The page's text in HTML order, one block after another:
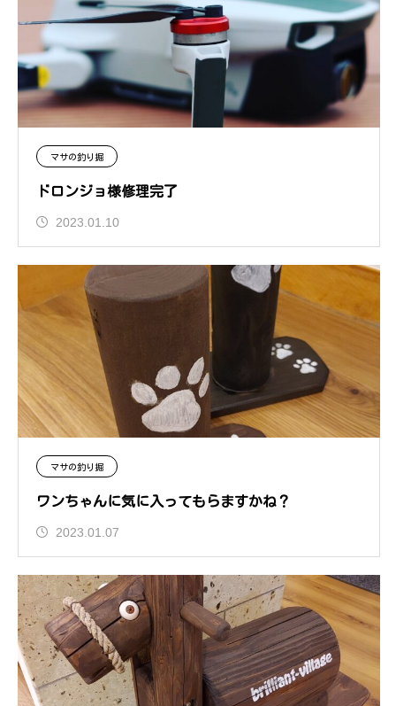
マサの釣り掘
ドロンジョ様修理完了
2023.01.10
マサの釣り掘
ワンちゃんに気に入ってもらますかね？
2023.01.07